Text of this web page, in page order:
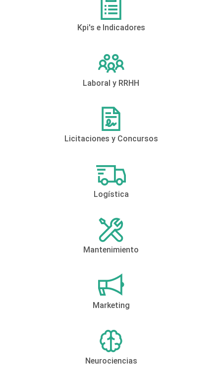
Kpi's e Indicadores
Laboral y RRHH
Licitaciones y Concursos
Logística
Mantenimiento
Marketing
Neurociencias